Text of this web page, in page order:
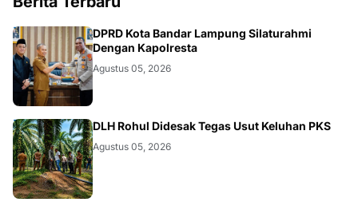
DAERAH
DPRD Kota Bandar Lampung Silaturahmi
Dengan Kapolresta
Agustus 05, 2026
DAERAH DLH Rohul Didesak Tegas Usut Keluhan PKS
Agustus 05, 2026